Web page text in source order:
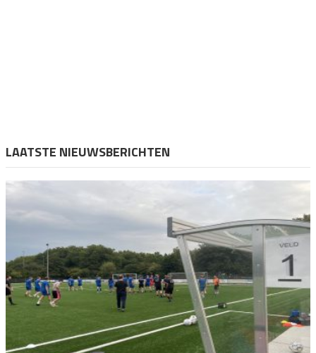
LAATSTE NIEUWSBERICHTEN